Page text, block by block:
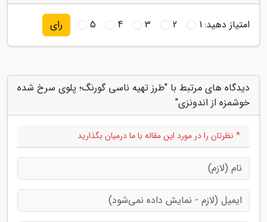
امتیاز دهید:1
2
3
4
5 رای
دیدگاه های مرتبط با "طرز تهیه ناسی گورنگ؛ پلوی سرخ شده
خوشمزه از اندونزی"
* نظرتان را در مورد این مقاله با ما درمیان بگذارید